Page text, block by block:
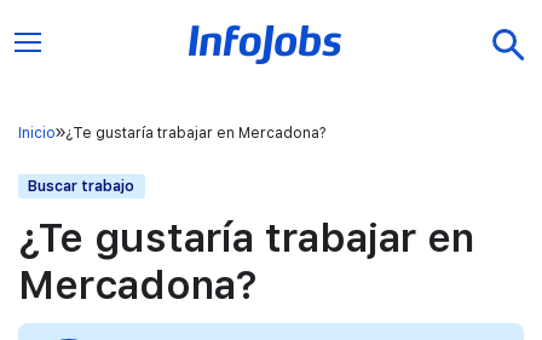
Inicio ¿Te gustaría trabajar en Mercadona?
Buscar trabajo
¿Te gustaría trabajar en
Mercadona?